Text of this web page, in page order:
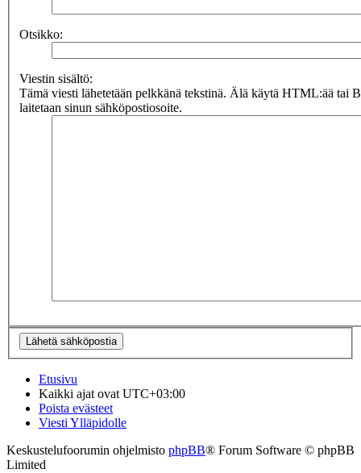
Otsikko:
Viestin sisältö:
Tämä viesti lähetetään pelkkänä tekstinä. Älä käytä HTML:ää tai
laitetaan sinun sähköpostiosoite.
Etusivu
Kaikki ajat ovatUTC+03:00
Poista evästeet
Viesti Ylläpidolle
Keskustelufoorumin ohjelmisto phpBB® Forum Software © phpBB
Limited